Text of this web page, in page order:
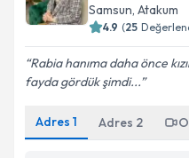
Samsun, Atakum
4.9 (25
Rabia hanıma daha önce
fayda gördük şimdi...
Adres 1 Adres 2